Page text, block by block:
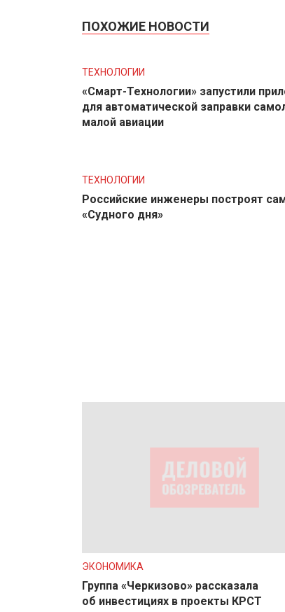
ПОХОЖИЕ НОВОСТИ
ТЕХНОЛОГИИ
«Смарт-Технологии» запустили
для автоматической заправки
малой авиации
ТЕХНОЛОГИИ
Российские инженеры построят
«Судного дня»
ЭКОНОМИКА
Группа «Черкизово» рассказала
об инвестициях в проекты КРСТ